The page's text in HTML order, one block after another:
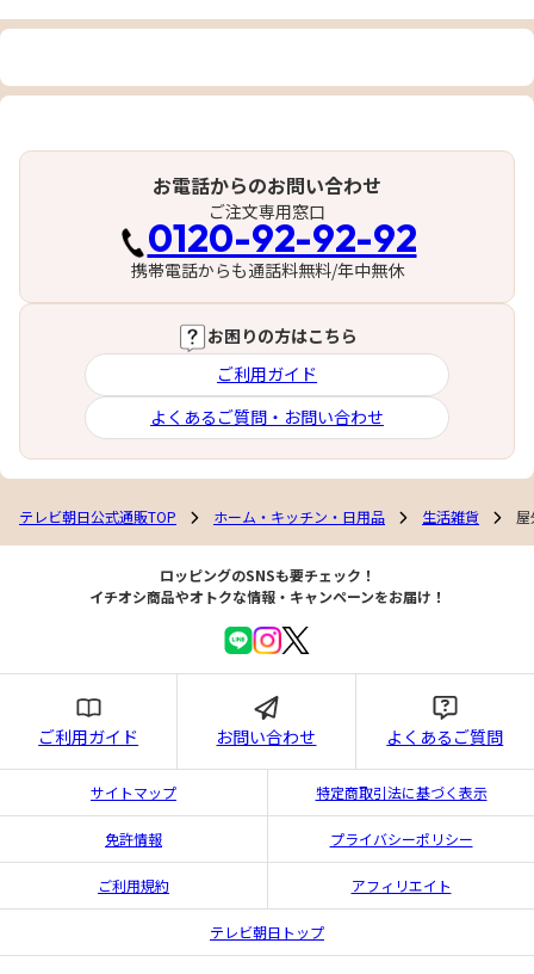
お電話からのお問い合わせ
ご注文専用窓口
0120-92-92-92
携帯電話からも通話料無料/年中無休
お困りの方はこちら
ご利用ガイド
よくあるご質問・お問い合わせ
テレビ朝日公式通販TOP ホーム・キッチン・日用品 生活雑貨
ロッピングのSNSも要チェック！
イチオシ商品やオトクな情報・キャンペーンをお届け！
ご利用ガイド お問い合わせ よくあるご質問
サイトマップ 特定商取引法に基づく表示
免許情報 プライバシーポリシー
ご利用規約 アフィリエイト
テレビ朝日トップ